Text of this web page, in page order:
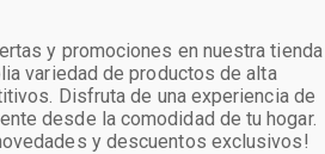
y promociones en nuestra tienda
variedad de productos de alta
Disfruta de una experiencia de
desde la comodidad de tu hogar.
y descuentos exclusivos!